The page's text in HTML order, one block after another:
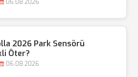
06.08.2026
2026 Park Sensörü
Öter?
06.08.2026